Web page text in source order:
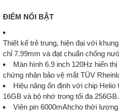
ĐIỂM NỔI BẬT
Thiết kế trẻ trung, hiện đại với
chỉ 7.99mm và đạt chuẩn chống
Màn hình 6.9 inch 120Hz hiển
chứng nhận bảo vệ mắt TÜV
Hiệu năng ổn định với chip
16GB và bộ nhớ trong tối đa 256GB.
Viên pin 6000mAhcho thời